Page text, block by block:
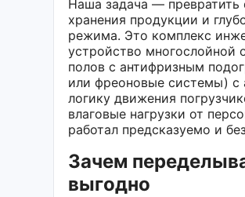
Наша задача — превратить
хранения продукции и
режима. Это комплекс
устройство многослойной
полов с антифризным
или фреоновые системы) с
логику движения
влаговые нагрузки от
работал предсказуемо и
Зачем
выгодно